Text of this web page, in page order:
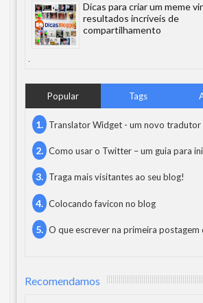
Dicas para criar um meme
resultados incríveis de
compartilhamento
Popular Tags
Translator Widget - um novo tradutor
Como usar o Twitter – um guia para
Traga mais visitantes ao seu blog!
Colocando favicon no blog
O que escrever na primeira postagem
Recomendamos